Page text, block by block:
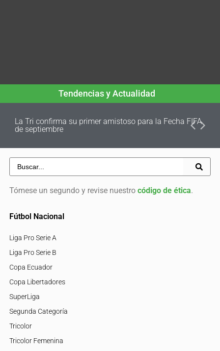
Tendencias y Actualidad
La Tri confirma su primer amistoso para la Fecha FIFA
de septiembre
Tómese un segundo y revise nuestro código de ética.
Fútbol Nacional
Liga Pro Serie A
Liga Pro Serie B
Copa Ecuador
Copa Libertadores
SuperLiga
Segunda Categoría
Tricolor
Tricolor Femenina